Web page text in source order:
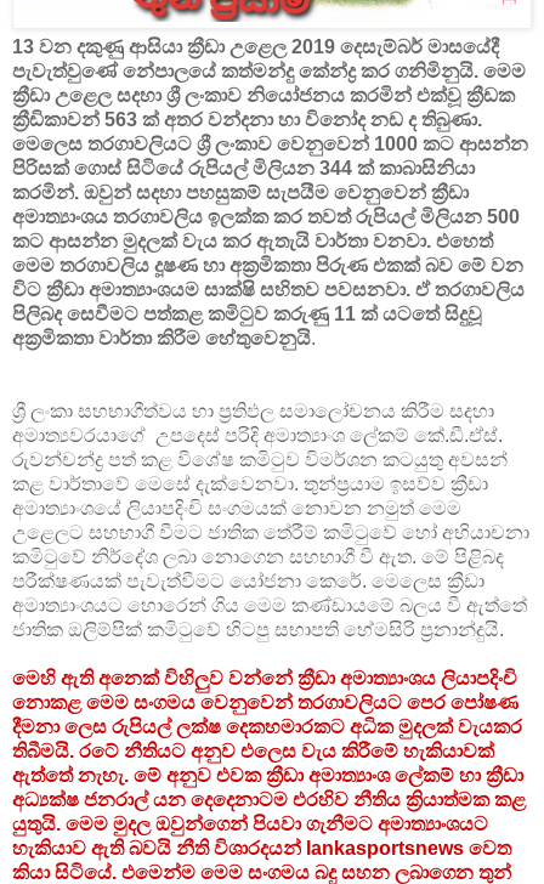
13 වන දකුණු ආසියා ක්‍රීඩා උළෙල 2019 දෙසැම්බර් මාසයේදී
පැවැත්වුණේ නේපාලයේ කත්මන්දු කේන්ද්‍ර කර ගනිමිනුයි. මෙම
ක්‍රීඩා උළෙල සදහා ශ්‍රී ලංකාව නියෝජනය කරමින් එක්වූ ක්‍රීඩක
ක්‍රීඩිකාවන් 563 ක් අතර වන්දනා හා විනෝද නඩ ද තිබුණා.
මෙලෙස තරගාවලියට ශ්‍රී ලංකාව වෙනුවෙන් 1000 කට ආසන්න
පිරිසක් ගොස් සිටියේ රුපියල් මිලියන 344 ක් කාබාසිනියා
කරමින්. ඔවුන් සදහා පහසුකම් සැපයීම වෙනුවෙන් ක්‍රීඩා
අමාත්‍යාංශය තරගාවලිය ඉලක්ක කර තවත් රුපියල් මිලියන 500
කට ආසන්න මුදලක් වැය කර ඇතැයි වාර්තා වනවා. එහෙත්
මෙම තරගාවලිය දූෂණ හා අක්‍රමිකතා පිරුණ එකක් බව මේ වන
විට ක්‍රීඩා අමාත්‍යාංශයම සාක්ෂි සහිතව පවසනවා. ඒ තරගාවලිය
පිලිබද සෙවීමට පත්කළ කමිටුව කරුණු 11 ක් යටතේ සිදුවූ
අක්‍රමිකතා වාර්තා කිරීම හේතුවෙනුයි.
ශ්‍රී ලංකා සහභාගීත්වය හා ප්‍රතිඵල සමාලෝචනය කිරීම සදහා
අමාත්‍යවරයාගේ උපදෙස් පරිදි අමාත්‍යාංශ ලේකම් කේ.ඩී.ඒස්.
රුවන්චන්ද්‍ර පත් කළ විශේෂ කමිටුව විමර්ශන කටයුතු අවසන්
කළ වාර්තාවේ මෙසේ දැක්වෙනවා. තුන්ප්‍රයාම ඉසව්ව ක්‍රීඩා
අමාත්‍යාංශයේ ලියාපදිංචි සංගමයක් නොවන නමුත් මෙම
උළෙලට සහභාගී වීමට ජාතික තේරීම් කමිටුවේ හෝ අභියාචනා
කමිටුවේ නිර්දේශ ලබා නොගෙන සහභාගී වී ඇත. මේ පිළිබද
පරීක්ෂණයක් පැවැත්වීමට යෝජනා කෙරේ. මෙලෙස ක්‍රීඩා
අමාත්‍යාංශයට හොරෙන් ගිය මෙම කණ්ඩායමේ බලය වී ඇත්තේ
ජාතික ඔලිම්පික් කමිටුවේ හිටපු සභාපති හේමසිරි ප්‍රනාන්දුයි.
මෙහි ඇති අනෙක් විහිලුව වන්නේ ක්‍රීඩා අමාත්‍යාංශය ලියාපදිංචි
නොකළ මෙම සංගමය වෙනුවෙන් තරගාවලියට පෙර පෝෂණ
දීමනා ලෙස රුපියල් ලක්ෂ දෙකහමාරකට අධික මුදලක් වැයකර
තිබීමයි. රටේ නීතියට අනුව එලෙස වැය කිරීමේ හැකියාවක්
ඇත්තේ නැහැ. මේ අනුව එවක ක්‍රීඩා අමාත්‍යාංශ ලේකම් හා ක්‍රීඩා
අධ්‍යක්ෂ ජනරාල් යන දෙදෙනාටම එරහිව නීතිය ක්‍රියාත්මක කළ
යුතුයි. මෙම මුදල ඔවුන්ගෙන් පියවා ගැනීමට අමාත්‍යාංශයට
හැකියාව ඇති බවයි නීති විශාරදයන් lankasportsnews වෙත
කියා සිටියේ. එමෙන්ම මෙම සංගමය බදු සහන ලබාගෙන තුන්